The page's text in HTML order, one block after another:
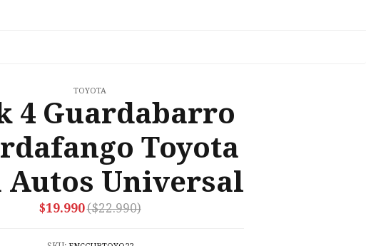
TOYOTA
4 Guardabarro
Toyota
Autos Universal
$19.990($22.990)